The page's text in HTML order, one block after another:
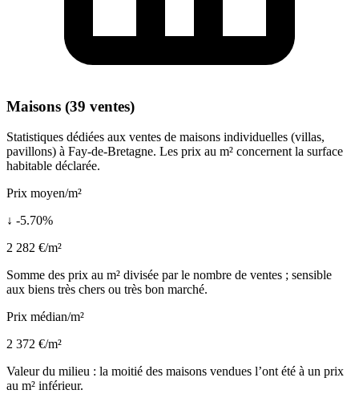
Maisons (39 ventes)
Statistiques dédiées aux ventes de maisons individuelles (villas,
pavillons) à Fay-de-Bretagne. Les prix au m² concernent la surface
habitable déclarée.
Prix moyen/m²
↓ -5.70%
2 282 €/m²
Somme des prix au m² divisée par le nombre de ventes ; sensible
aux biens très chers ou très bon marché.
Prix médian/m²
2 372 €/m²
Valeur du milieu : la moitié des maisons vendues l’ont été à un prix
au m² inférieur.